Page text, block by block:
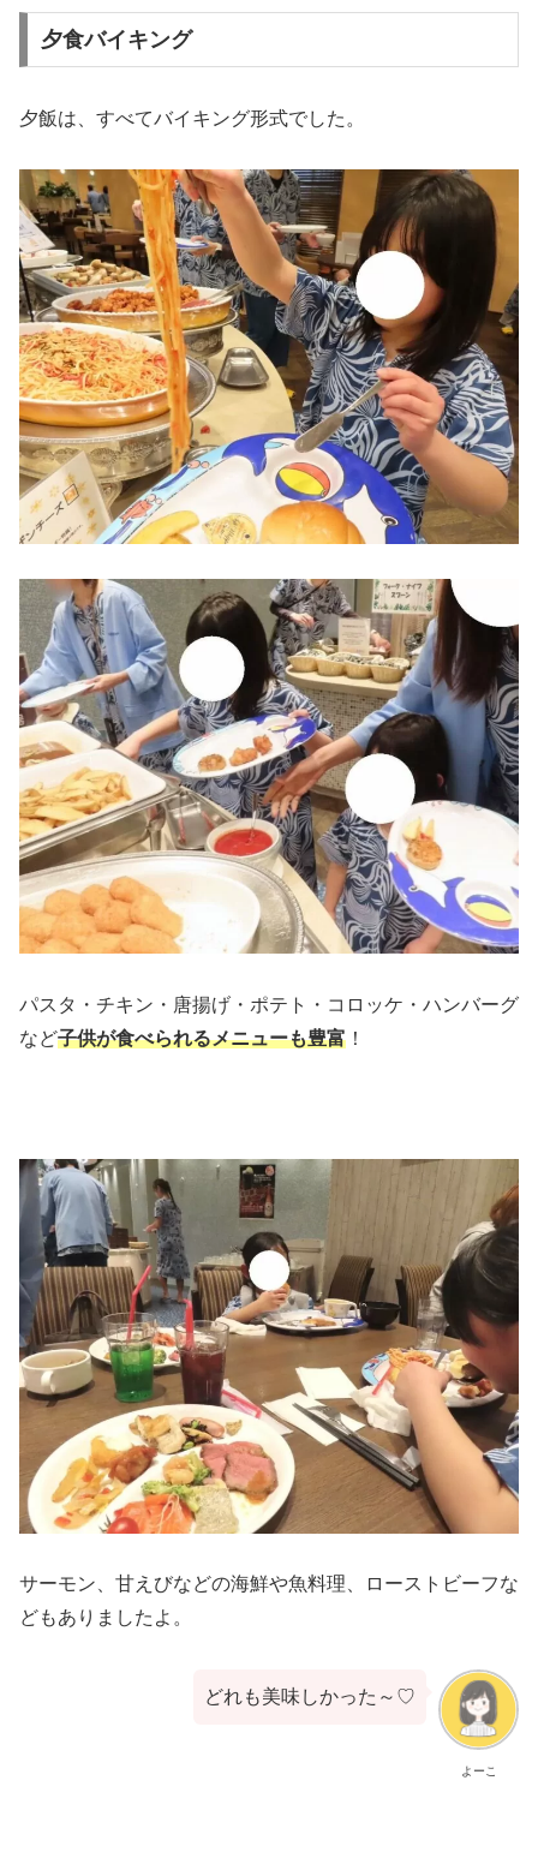
夕食バイキング
夕飯は、すべてバイキング形式でした。
パスタ・チキン・唐揚げ・ポテト・コロッケ・ハンバーグ
など子供が食べられるメニューも豊富 ！
サーモン、甘えびなどの海鮮や魚料理、ローストビーフな
どもありましたよ。
よーこ
どれも美味しかった～♡